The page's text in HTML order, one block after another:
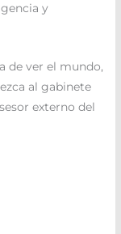
y
de ver el mundo,
al gabinete
externo del